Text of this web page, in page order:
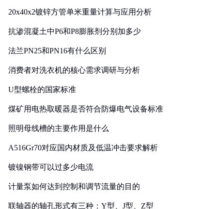
20x40x2镀锌方管单米重量计算与应用分析
抗渗混凝土中P6和P8膨胀剂分别加多少
法兰PN25和PN16有什么区别
消费者对洗衣机的核心需求调研与分析
U型螺栓的国家标准
煤矿用电热取暖器是否符合防爆电气设备标准
照明母线槽的主要作用是什么
A516Gr70对应国内材质及低温冲击要求解析
镀镍钢带可以过多少电流
计量泵如何达到控制和调节流量的目的
联轴器的轴孔形式有三种：Y型、J型、Z型